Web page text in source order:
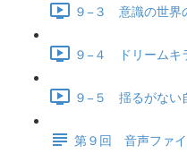
９−３ 意識の世界
９−４ ドリームキ
９−５ 揺るがない
第９回 音声ファイ